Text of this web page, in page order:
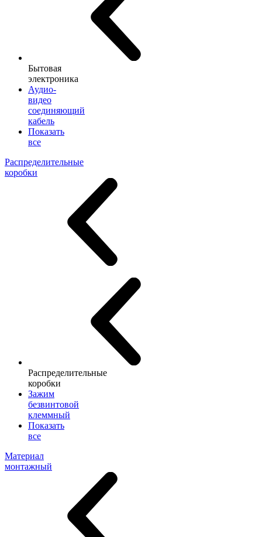
Бытовая
электроника
Аудио-
видео
соединяющий
кабель
Показать
все
Распределительные
коробки
Распределительные
коробки
Зажим
безвинтовой
клеммный
Показать
все
Материал
монтажный